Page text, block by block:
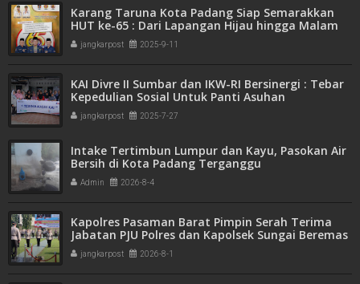
Karang Taruna Kota Padang Siap Semarakkan
HUT ke-65 : Dari Lapangan Hijau hingga Malam
Kebersamaan
jangkarpost 2025-9-11
KAI Divre II Sumbar dan IKW-RI Bersinergi : Tebar
Kepedulian Sosial Untuk Panti Asuhan
jangkarpost 2025-7-27
Intake Tertimbun Lumpur dan Kayu, Pasokan Air
Bersih di Kota Padang Terganggu
Admin 2026-8-4
Kapolres Pasaman Barat Pimpin Serah Terima
Jabatan PJU Polres dan Kapolsek Sungai Beremas
jangkarpost 2026-8-1